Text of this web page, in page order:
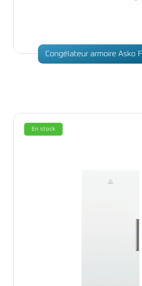
Congélateur armoire Asko
En stock